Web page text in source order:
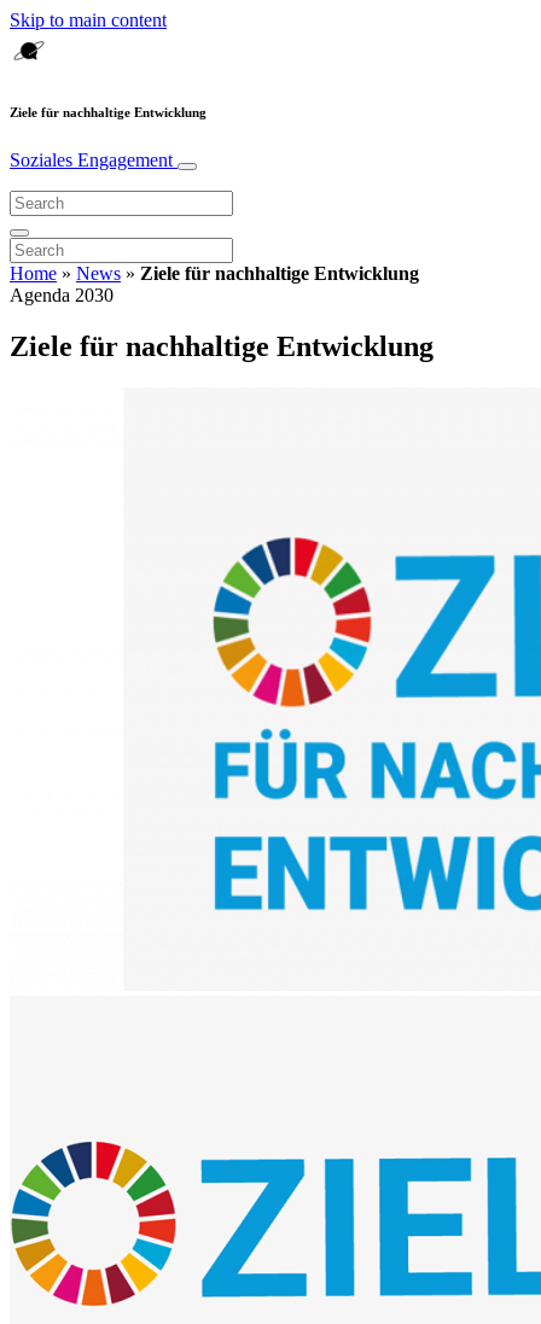
Skip to main content
Ziele für nachhaltige Entwicklung
Soziales Engagement
Home » News » Ziele für nachhaltige Entwicklung
Agenda 2030
Ziele für nachhaltige Entwicklung